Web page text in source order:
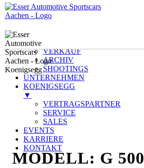
FAHRZEUGE
▼
VERKAUF
ARCHIV
SHOOTINGS
UNTERNEHMEN
KOENIGSEGG
▼
VERTRAGSPARTNER
SERVICE
SALES
EVENTS
KARRIERE
KONTAKT
Zum
Inhalt
MODELL: G 500